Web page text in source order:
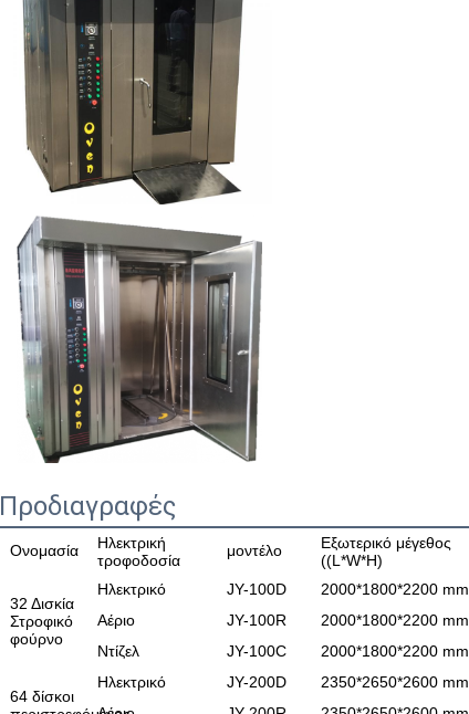
Προδιαγραφές
Ονομασία
Ηλεκτρική
τροφοδοσία
μοντέλο
Εξωτερικό μέγεθος
((L*W*H)
32 Δισκία
Στροφικό
φούρνο
Ηλεκτρικό JY-100D 2000*1800*2200 mm
Αέριο
JY-100R 2000*1800*2200 mm
Ντίζελ
JY-100C 2000*1800*2200 mm
64 δίσκοι
Ηλεκτρικό JY-200D 2350*2650*2600 mm